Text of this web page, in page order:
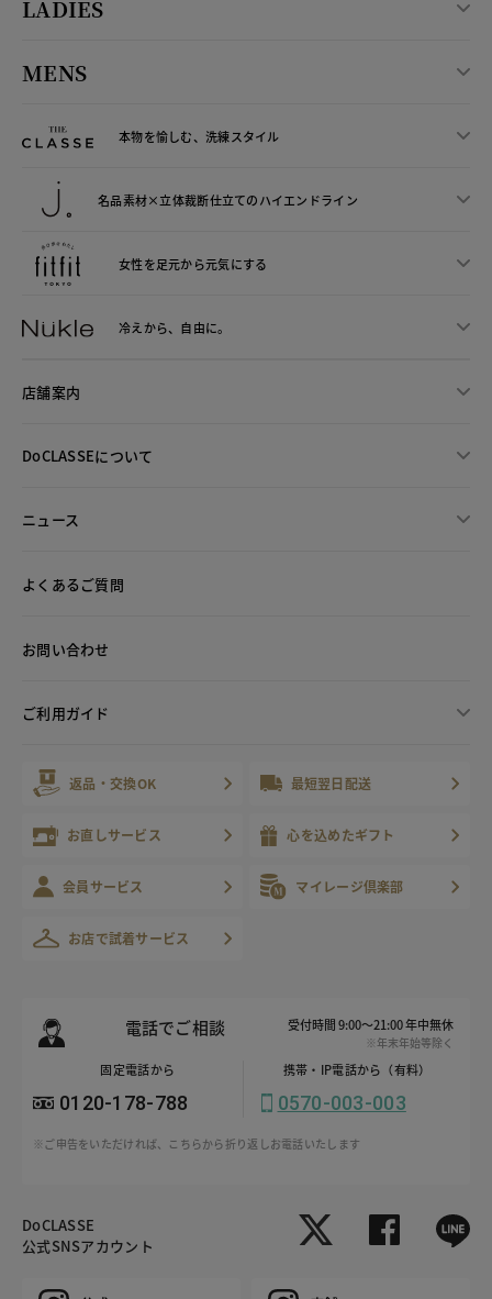
LADIES
MENS
本物を愉しむ、洗練スタイル
名品素材×立体裁断仕立てのハイエンドライン
女性を足元から元気にする
冷えから、 自由に。
店舗案内
DoCLASSEについて
ニュース
よくあるご質問
お問い合わせ
ご利用ガイド
返品・交換OK 最短翌日配送
お直しサービス 心を込めたギフト
会員サービス マイレージ倶楽部
お店で試着サービス
電話でご相談 受付時間 9:00～21:00 年中無休
※年末年始等除く
固定電話から
0120-178-788
携帯・IP電話から（有料）
0570-003-003
※ご申告をいただければ、こちらから折り返しお電話いたします
DoCLASSE
公式SNSアカウント